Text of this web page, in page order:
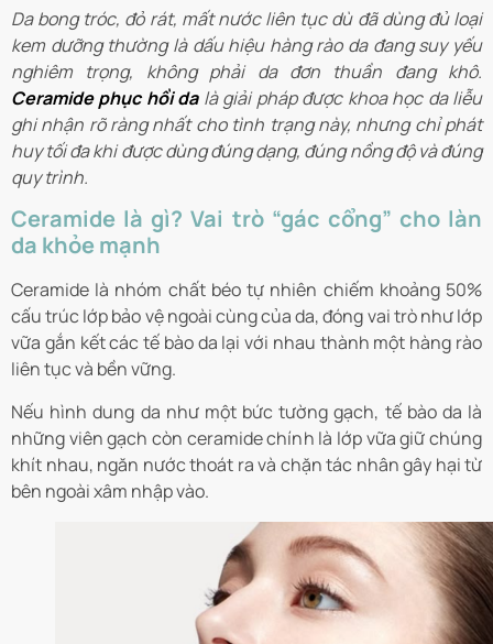
Da bong tróc, đỏ rát, mất nước liên tục dù đã dùng đủ loại
kem dưỡng thường là dấu hiệu hàng rào da đang suy yếu
nghiêm trọng, không phải da đơn thuần đang khô.
Ceramide phục hồi dalà giải pháp được khoa học da liễu
ghi nhận rõ ràng nhất cho tình trạng này, nhưng chỉ phát
huy tối đa khi được dùng đúng dạng, đúng nồng độ và đúng
quy trình.
Ceramide là gì? Vai trò “gác cổng” cho làn
da khỏe mạnh
Ceramide là nhóm chất béo tự nhiên chiếm khoảng 50%
cấu trúc lớp bảo vệ ngoài cùng của da, đóng vai trò như lớp
vữa gắn kết các tế bào da lại với nhau thành một hàng rào
liên tục và bền vững.
Nếu hình dung da như một bức tường gạch, tế bào da là
những viên gạch còn ceramide chính là lớp vữa giữ chúng
khít nhau, ngăn nước thoát ra và chặn tác nhân gây hại từ
bên ngoài xâm nhập vào.